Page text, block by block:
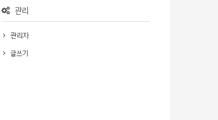
관리
관리자
글쓰기